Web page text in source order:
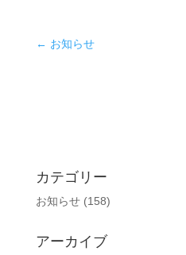
← お知らせ
カテゴリー
お知らせ(158)
アーカイブ